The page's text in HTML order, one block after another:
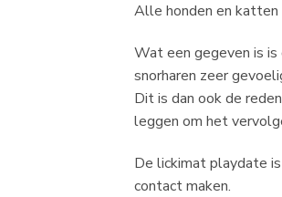
Alle honden en katten
Wat een gegeven is is
snorharen zeer
Dit is dan ook de
leggen om het
De lickimat playdate
contact maken.